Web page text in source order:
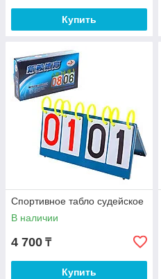
Купить
Спортивное табло судейское
В наличии
4 700 ₸
Купить